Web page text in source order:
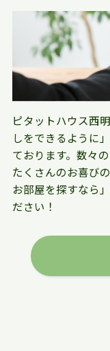
ピタットハウス西
しをできるように
ております。数々
たくさんのお喜び
お部屋を探すなら
ださい！